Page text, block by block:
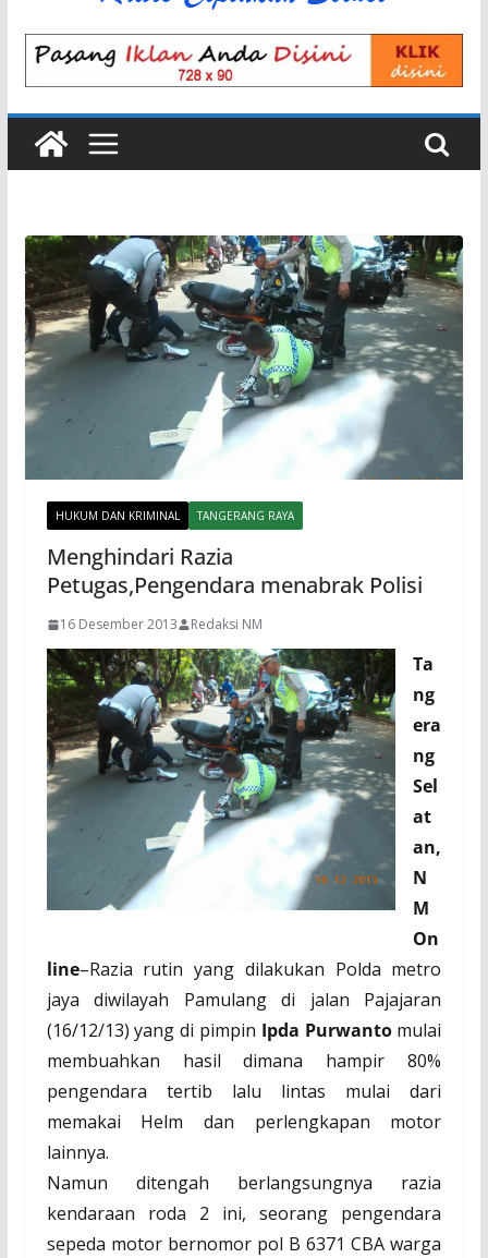
HUKUM DAN KRIMINAL TANGERANG RAYA
Menghindari Razia
Petugas,Pengendara menabrak Polisi
16 Desember 2013 Redaksi NM
Ta
ng
era
ng
Sel
at
an,
N
M
On
line–Razia rutin yang dilakukan Polda metro
jaya diwilayah Pamulang di jalan Pajajaran
(16/12/13) yang di pimpin Ipda Purwantomulai
membuahkan hasil dimana hampir 80%
pengendara tertib lalu lintas mulai dari
memakai Helm dan perlengkapan motor
lainnya.
Namun ditengah berlangsungnya razia
kendaraan roda 2 ini, seorang pengendara
sepeda motor bernomor pol B 6371 CBA warga